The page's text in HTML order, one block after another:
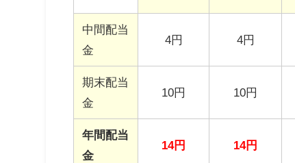
中間配当
金
4円 4円
期末配当
金
10円 10円
年間配当
金
14円 14円